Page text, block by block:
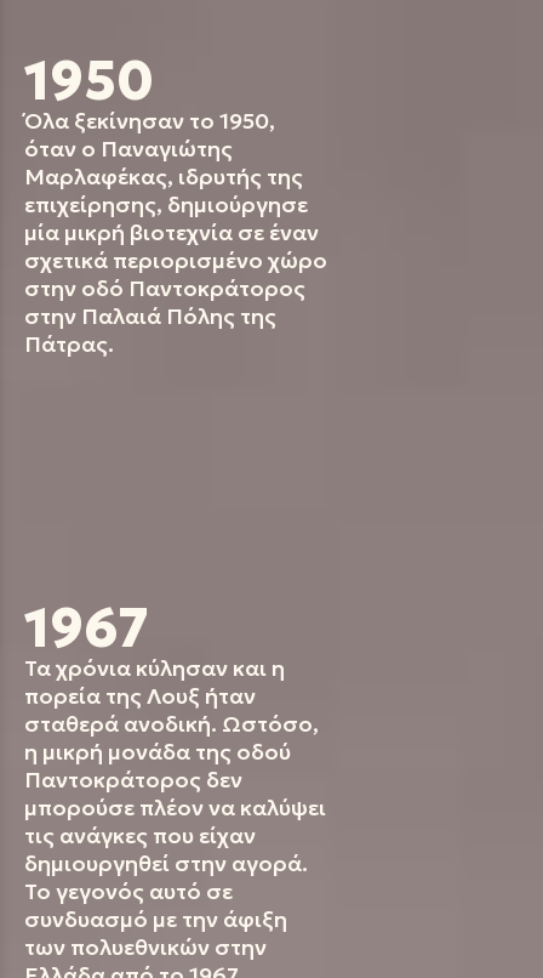
1950
Όλα ξεκίνησαν το 1950,
όταν ο Παναγιώτης
Μαρλαφέκας, ιδρυτής της
επιχείρησης, δημιούργησε
μία μικρή βιοτεχνία σε έναν
σχετικά περιορισμένο χώρο
στην οδό Παντοκράτορος
στην Παλαιά Πόλης της
Πάτρας.
1967
Τα χρόνια κύλησαν και η
πορεία της Λουξ ήταν
σταθερά ανοδική. Ωστόσο,
η μικρή μονάδα της οδού
Παντοκράτορος δεν
μπορούσε πλέον να καλύψει
τις ανάγκες που είχαν
δημιουργηθεί στην αγορά.
Το γεγονός αυτό σε
συνδυασμό με την άφιξη
των πολυεθνικών στην